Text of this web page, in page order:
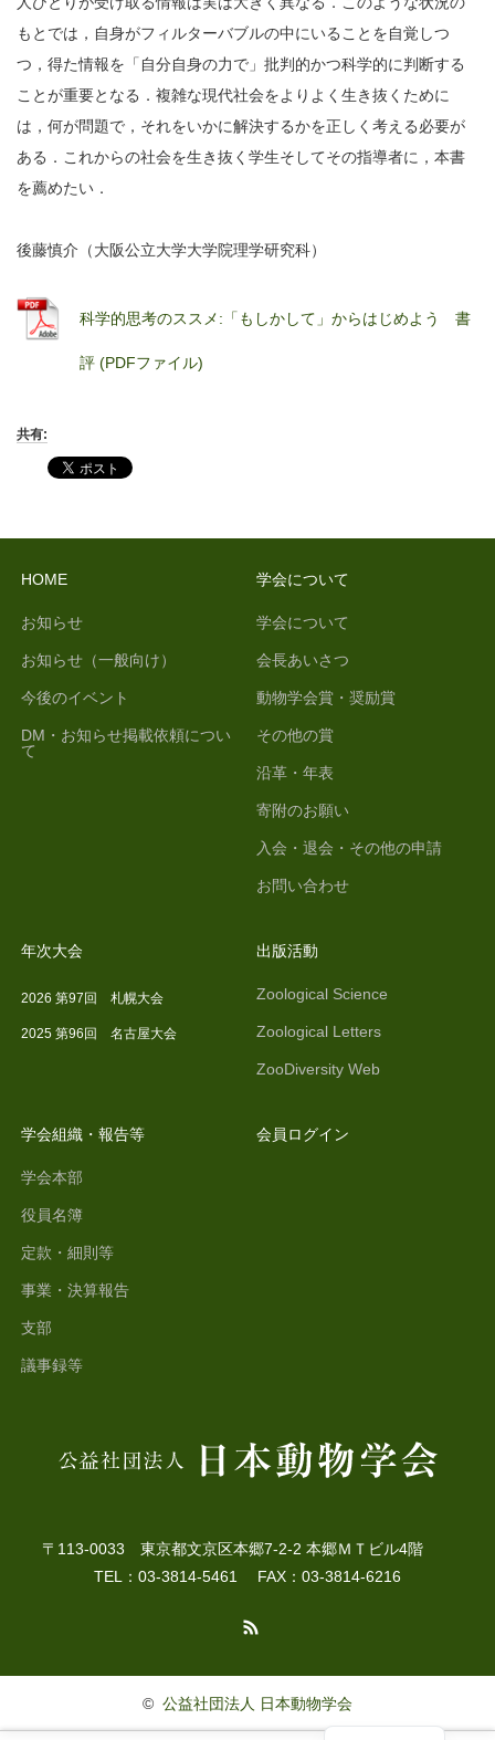
もとでは，自身がフィルターバブルの中にいることを自覚しつ
つ，得た情報を「自分自身の力で」批判的かつ科学的に判断する
ことが重要となる．複雑な現代社会をよりよく生き抜くために
は，何が問題で，それをいかに解決するかを正しく考える必要が
ある．これからの社会を生き抜く学生そしてその指導者に，本書
を薦めたい．
後藤慎介（大阪公立大学大学院理学研究科）
科学的思考のススメ:「もしかして」からはじめよう 書
評 (PDFファイル)
共有:
HOME
お知らせ
お知らせ（一般向け）
今後のイベント
DM・お知らせ掲載依頼につい
て
学会について
学会について
会長あいさつ
動物学会賞・奨励賞
その他の賞
沿革・年表
寄附のお願い
入会・退会・その他の申請
お問い合わせ
年次大会
2026 第97回 札幌大会
2025 第96回 名古屋大会
出版活動
Zoological Science
Zoological Letters
ZooDiversity Web
学会組織・報告等
学会本部
役員名簿
定款・細則等
事業・決算報告
支部
議事録等
会員ログイン
〒113-0033 東京都文京区本郷7-2-2 本郷ＭＴビル4階
TEL：03-3814-5461 FAX：03-3814-6216
© 公益社団法人 日本動物学会